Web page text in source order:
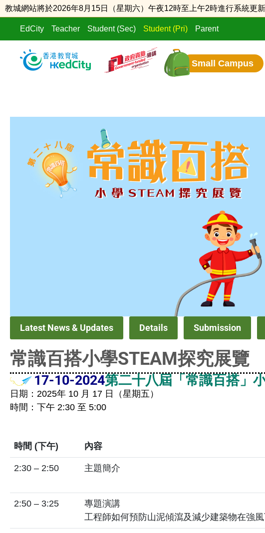
教城網站將於2026年8月15日（星期六）午夜12時至上午2時進行系統更
EdCity Teacher Student (Sec) Student (Pri) Parent
Small Campus
Latest News & Updates Details Submission
常識百搭小學STEAM探究展覽​
17-10-2024第二十八屆「常識百搭」
日期：2025年 10 月 17 日（星期五）
時間：下午 2:30 至 5:00
時間 (下午) 內容
2:30 – 2:50 主題簡介
2:50 – 3:25
專題演講
工程師如何預防山泥傾瀉及減少建築物在強